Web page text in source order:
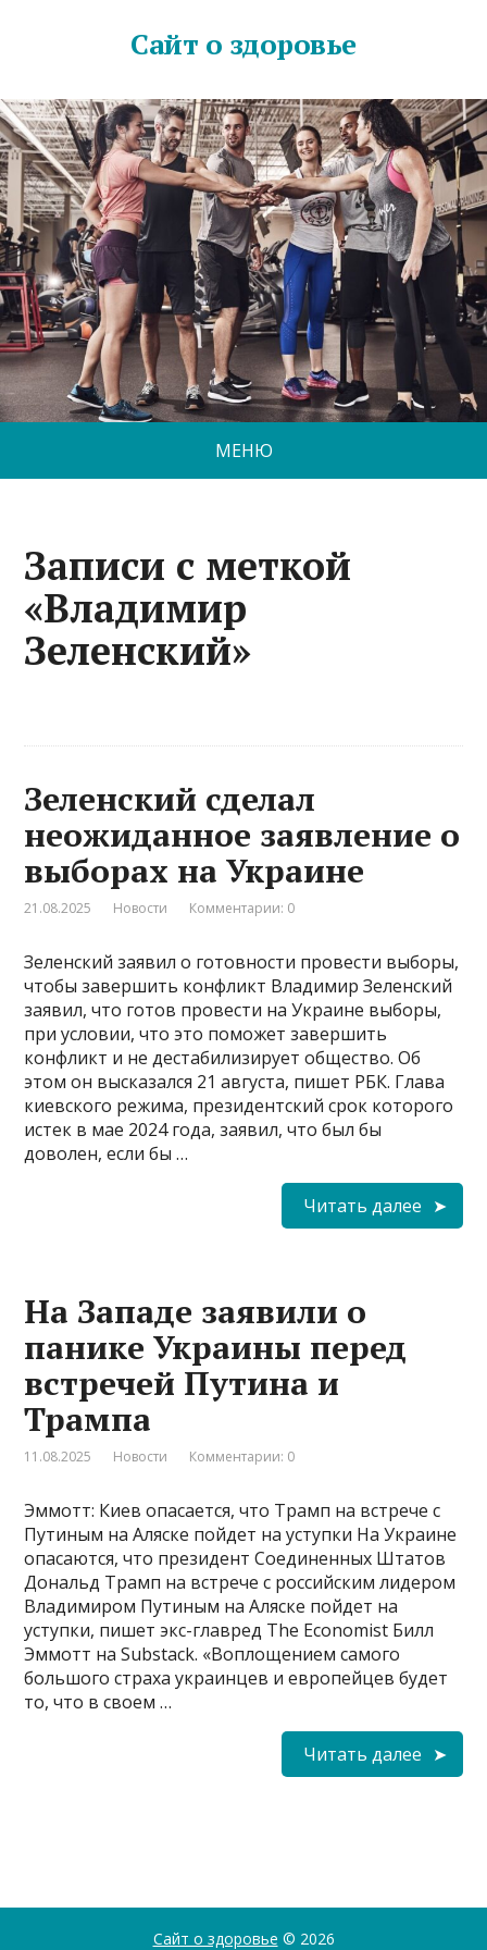
Сайт о здоровье
МЕНЮ
Записи с меткой
«Владимир
Зеленский»
Зеленский сделал
неожиданное заявление о
выборах на Украине
21.08.2025 Новости Комментарии: 0
Зеленский заявил о готовности провести выборы,
чтобы завершить конфликт Владимир Зеленский
заявил, что готов провести на Украине выборы,
при условии, что это поможет завершить
конфликт и не дестабилизирует общество. Об
этом он высказался 21 августа, пишет РБК. Глава
киевского режима, президентский срок которого
истек в мае 2024 года, заявил, что был бы
доволен, если бы …
Читать далее
На Западе заявили о
панике Украины перед
встречей Путина и
Трампа
11.08.2025 Новости Комментарии: 0
Эммотт: Киев опасается, что Трамп на встрече с
Путиным на Аляске пойдет на уступки На Украине
опасаются, что президент Соединенных Штатов
Дональд Трамп на встрече с российским лидером
Владимиром Путиным на Аляске пойдет на
уступки, пишет экс-главред The Economist Билл
Эммотт на Substack. «Воплощением самого
большого страха украинцев и европейцев будет
то, что в своем …
Читать далее
Сайт о здоровье © 2026